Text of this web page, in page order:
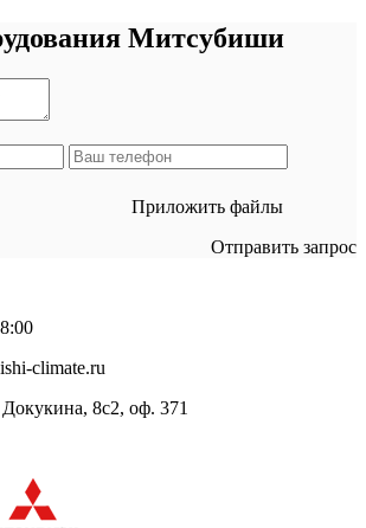
Митсубиши
Приложить файлы
Отправить запрос
climate.ru
8с2, оф. 371